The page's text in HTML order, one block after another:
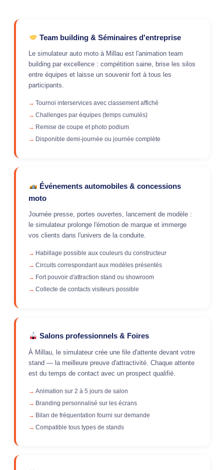
Team building & Séminaires d'entreprise
Le simulateur auto moto à Millau est l'animation team
building par excellence : compétition saine, brise les silos
entre équipes et laisse un souvenir fort à tous les
participants.
Tournoi interservices avec classement affiché
Challenges par équipes (temps cumulés)
Remise de coupe et photo podium
Disponible demi-journée ou journée complète
Événements automobiles & concessions
moto
Journée presse, portes ouvertes, lancement de modèle :
le simulateur prolonge l'émotion de marque et immerge
vos clients dans l'univers de la conduite.
Habillage possible aux couleurs du constructeur
Circuits correspondant aux modèles présentés
Fort pouvoir d'attraction stand ou showroom
Collecte de contacts visiteurs possible
Salons professionnels & Foires
À Millau, le simulateur crée une file d'attente devant votre
stand — la meilleure preuve d'attractivité. Chaque attente
est du temps de contact avec un prospect qualifié.
Animation sur 2 à 5 jours de salon
Branding personnalisé sur les écrans
Bilan de fréquentation fourni sur demande
Compatible tous types de stands